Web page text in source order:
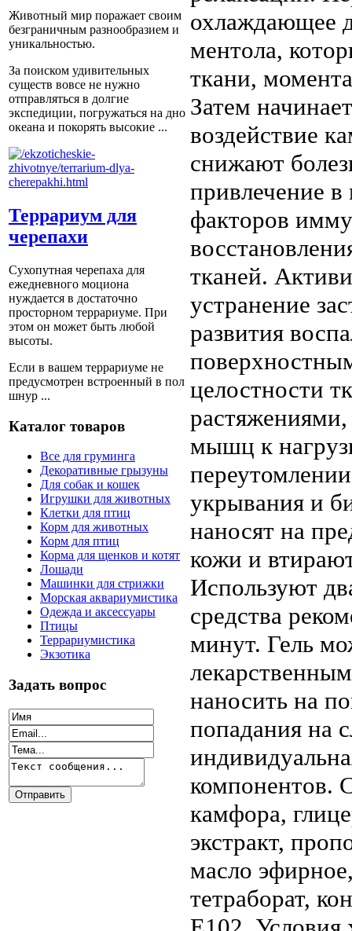
Животный мир поражает своим
безграничным разнообразием и
уникальностью.
За поиском удивительных
существ вовсе не нужно
отправляться в долгие
экспедиции, погружаться на дно
океана и покорять высокие ...
Террариум для
черепахи
Сухопутная черепаха для
ежедневного моциона
нуждается в достаточно
просторном террариуме. При
этом он может быть любой
высоты.
Если в вашем террариуме не
предусмотрен встроенный в пол
шнур ...
Каталог товаров
Все для груминга
Декоративные грызуны
Для собак и кошек
Игрушки для животных
Клетки для птиц
Корм для животных
Корм для птиц
Корма для щенков и котят
Лошади
Машинки для стрижки
Морская аквариумистика
Одежда и аксессуары
Птицы
Террариумистика
Экзотика
Задать вопрос
охлаждающее
ментола,
ткани,
Затем
воздействие
снижают
привлечение
факторов
тканей.
устранение
развития
целостности
мышц к
укрывания и
наносят на
кожи и
Используют
средства
минут. Гель
наносить на
попадания на
компонентов.
камфора,
экстракт,
масло
тетраборат,